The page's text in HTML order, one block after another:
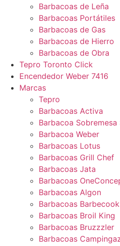
Barbacoas de Leña
Barbacoas Portátiles
Barbacoas de Gas
Barbacoas de Hierro
Barbacoas de Obra
Tepro Toronto Click
Encendedor Weber 7416
Marcas
Tepro
Barbacoas Activa
Barbacoa Sobremesa
Barbacoa Weber
Barbacoas Lotus
Barbacoas Grill Chef
Barbacoas Jata
Barbacoas
Barbacoas Algon
Barbacoas Barbecook
Barbacoas Broil King
Barbacoas Bruzzzler
Barbacoas